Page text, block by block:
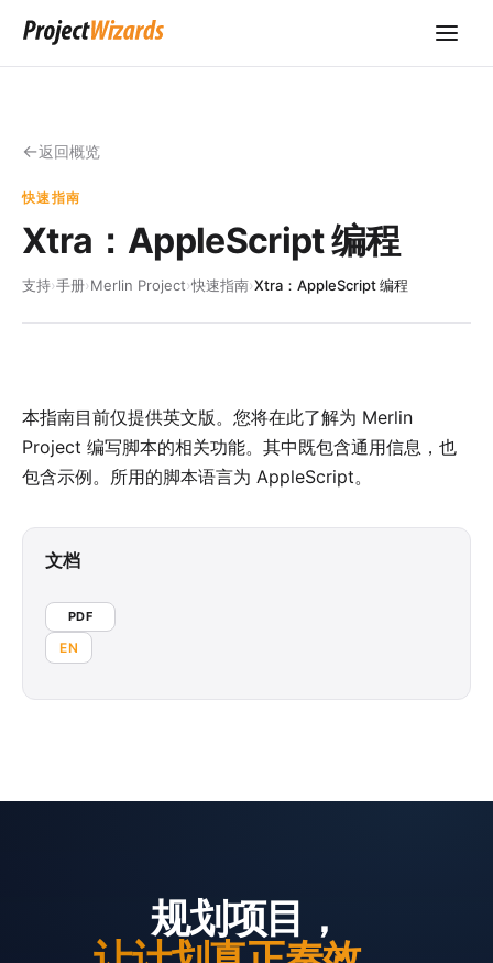
返回概览
快速指南
Xtra：AppleScript 编程
支持›手册›Merlin Project›快速指南›Xtra：AppleScript 编程
本指南目前仅提供英文版。您将在此了解为 Merlin
Project 编写脚本的相关功能。其中既包含通用信息，也
包含示例。所用的脚本语言为 AppleScript。
文档
PDF
EN
规划项目，